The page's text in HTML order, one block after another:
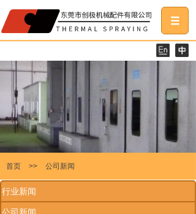
首页 >> 公司新闻
行业新闻